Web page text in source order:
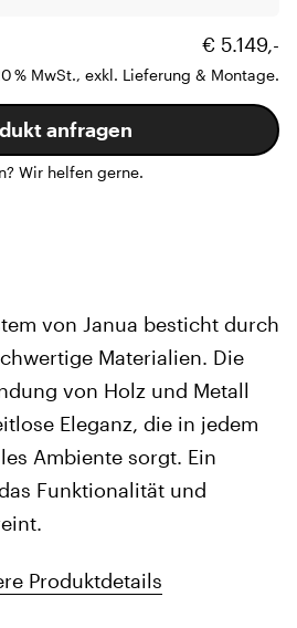
€ 5.149,-
% MwSt., exkl. Lieferung & Montage.
anfragen
Wir helfen gerne.
von Janua besticht durch
Materialien. Die
von Holz und Metall
Eleganz, die in jedem
Ambiente sorgt. Ein
Funktionalität und
Produktdetails